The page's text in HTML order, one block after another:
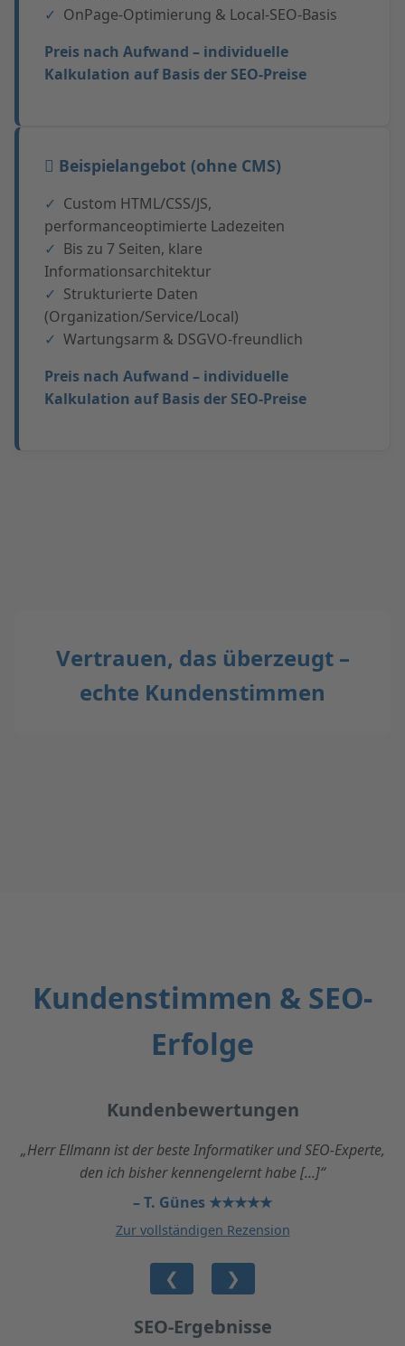
OnPage-Optimierung & Local-SEO-Basis
Preis nach Aufwand – individuelle
Kalkulation auf Basis der SEO-Preise
Beispielangebot (ohne CMS)
Custom HTML/CSS/JS,
performanceoptimierte Ladezeiten
Bis zu 7 Seiten, klare
Informationsarchitektur
Strukturierte Daten
(Organization/Service/Local)
Wartungsarm & DSGVO-freundlich
Preis nach Aufwand – individuelle
Kalkulation auf Basis der SEO-Preise
Vertrauen, das überzeugt –
echte Kundenstimmen
Kundenstimmen & SEO-
Erfolge
Kundenbewertungen
„Herr Ellmann ist der beste Informatiker und SEO-Experte,
den ich bisher kennengelernt habe [...]“
– T. Günes ★★★★★
Zur vollständigen Rezension
❮ ❯
SEO-Ergebnisse